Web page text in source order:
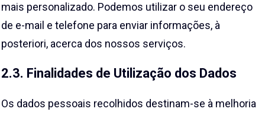
mais personalizado. Podemos utilizar o seu endereço
de e-mail e telefone para enviar informações, à
posteriori, acerca dos nossos serviços.
2.3. Finalidades de Utilização dos Dados
Os dados pessoais recolhidos destinam-se à melhoria